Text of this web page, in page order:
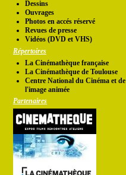
Dessins
Ouvrages
Photos en accés réservé
Revues de presse
Vidéos (DVD et VHS)
Répertoires
La Cinémathèque française
La Cinémathèque de Toulouse
Centre National du Cinéma et de
l'image animée
Partenaires